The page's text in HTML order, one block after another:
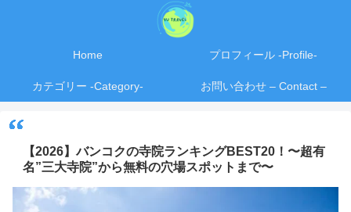
Home プロフィール -Profile-
カテゴリー -Category- お問い合わせ – Contact –
【2026】バンコクの寺院ランキングBEST20！〜超有
名”三大寺院”から無料の穴場スポットまで〜